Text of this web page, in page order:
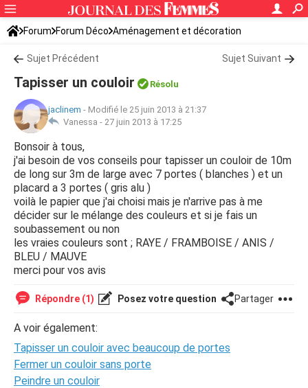
Forum Forum Déco Aménagement et décoration
Idées déco, aménagement
Sujet Précédent Sujet Suivant
Tapisser un couloir Résolu
jaclinem - Modifié le 25 juin 2013 à 21:37
Vanessa - 27 juin 2013 à 17:25
Bonsoir à tous,
j'ai besoin de vos conseils pour tapisser un couloir de 10m
de long sur 3m de large avec 7 portes ( blanches ) et un
placard a 3 portes ( gris alu )
voilà le papier que j'ai choisi mais je n'arrive pas à me
décider sur le mélange des couleurs et si je fais un
soubassement ou non
les vraies couleurs sont ; RAYE / FRAMBOISE / ANIS /
BLEU / MAUVE
merci pour vos avis
Répondre (1) Posez votre question Partager
A voir également:
Tapisser un couloir avec beaucoup de portes
Fermer un couloir sans porte
Peindre un couloir